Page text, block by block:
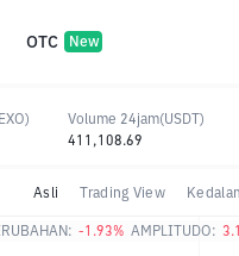
OTC New
Asli Trading View
-1.93% AMPLITUDO:
Volume 24jam(USDT)
411,108.69